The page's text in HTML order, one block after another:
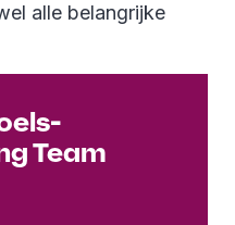
alle belangrijke
Team